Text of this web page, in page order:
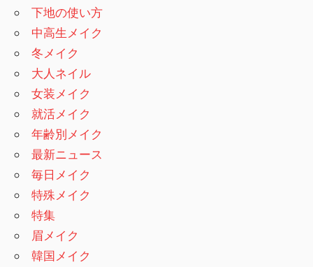
下地の使い方
中高生メイク
冬メイク
大人ネイル
女装メイク
就活メイク
年齢別メイク
最新ニュース
毎日メイク
特殊メイク
特集
眉メイク
韓国メイク